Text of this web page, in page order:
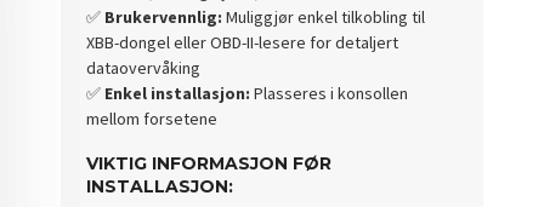
✅ Brukervennlig: Muliggjør enkel tilkobling til
XBB-dongel eller OBD-II-lesere for detaljert
dataovervåking
✅ Enkel installasjon: Plasseres i konsollen
mellom forsetene
VIKTIG INFORMASJON FØR
INSTALLASJON: